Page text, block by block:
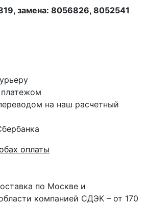
замена: 8056826, 8052541
на наш расчетный
оплаты
по Москве и
компанией СДЭК – от 170